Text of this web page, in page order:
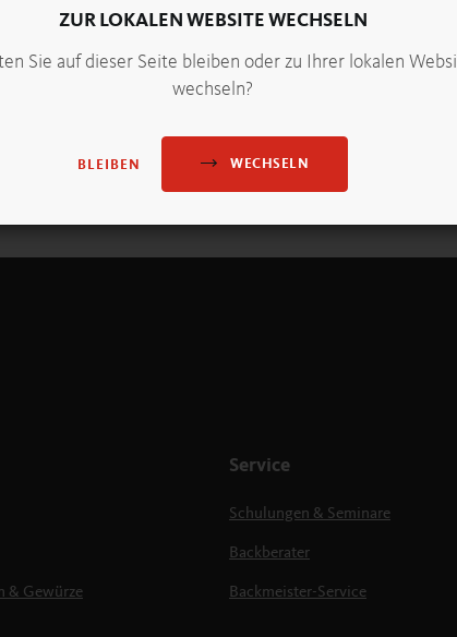
ZUR LOKALEN WEBSITE WECHSELN
Sie auf dieser Seite bleiben oder zu Ihrer lokalen
wechseln?
BLEIBEN WECHSELN
& Gewürze
Service
Schulungen & Seminare
Backberater
Backmeister-Service